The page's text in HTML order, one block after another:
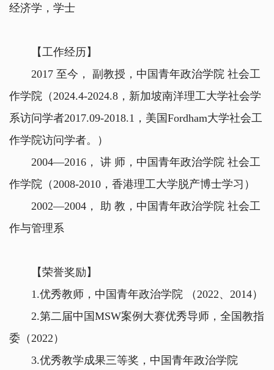
经济学，学士
【工作经历】
2017 至今， 副教授，中国青年政治学院 社会工
作学院（2024.4-2024.8，新加坡南洋理工大学社会学
系访问学者2017.09-2018.1，美国Fordham大学社会工
作学院访问学者。）
2004—2016， 讲 师，中国青年政治学院 社会工
作学院（2008-2010，香港理工大学脱产博士学习）
2002—2004， 助 教，中国青年政治学院 社会工
作与管理系
【荣誉奖励】
1.优秀教师，中国青年政治学院 （2022、2014）
2.第二届中国MSW案例大赛优秀导师，全国教指
委（2022）
3.优秀教学成果三等奖，中国青年政治学院